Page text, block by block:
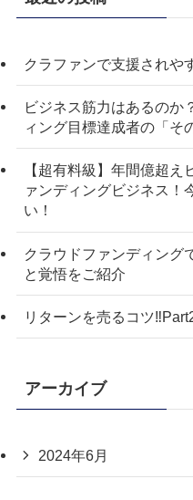
クラファンで支援されや
ビジネス筋力はあるのか
ィング目標達成者の「そ
【超有料級】年間億超
ァンディングビジネス！
い！
クラウドファンディング
と覚悟をご紹介
リターンを売るコツ
アーカイブ
2024年6月